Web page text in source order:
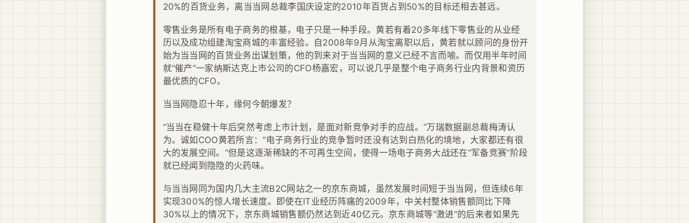
20%的百货业务，离当当网总裁李国庆设定的2010年百货占到50%的目标还相去甚远。
零售业务是所有电子商务的根基，电子只是一种手段。黄若有着20多年线下零售业的从业经
历以及成功组建淘宝商城的丰富经验。自2008年9月从淘宝离职以后，黄若就以顾问的身份开
始为当当网的百货业务出谋划策，他的到来对于当当网的意义已经不言而喻。而仅用半年时间
就“催产”一家纳斯达克上市公司的CFO杨嘉宏，可以说几乎是整个电子商务行业内背景和资历
最优质的CFO。
当当网隐忍十年，缘何今朝爆发？
“当当在稳健十年后突然考虑上市计划，是面对新竞争对手的应战。”万瑞数据副总裁梅涛认
为。诚如COO黄若所言：“电子商务行业的竞争暂时还没有达到白热化的境地，大家都还有很
大的发展空间。”但是这逐渐稀缺的不可再生空间，使得一场电子商务大战还在“军备竞赛”阶段
就已经闻到隐隐的火药味。
与当当网同为国内几大主流B2C网站之一的京东商城，虽然发展时间短于当当网，但连续6年
实现300%的惊人增长速度。即使在IT业经历阵痛的2009年，中关村整体销售额同比下降
30%以上的情况下，京东商城销售额仍然达到近40亿元。京东商城等“激进”的后来者如果先